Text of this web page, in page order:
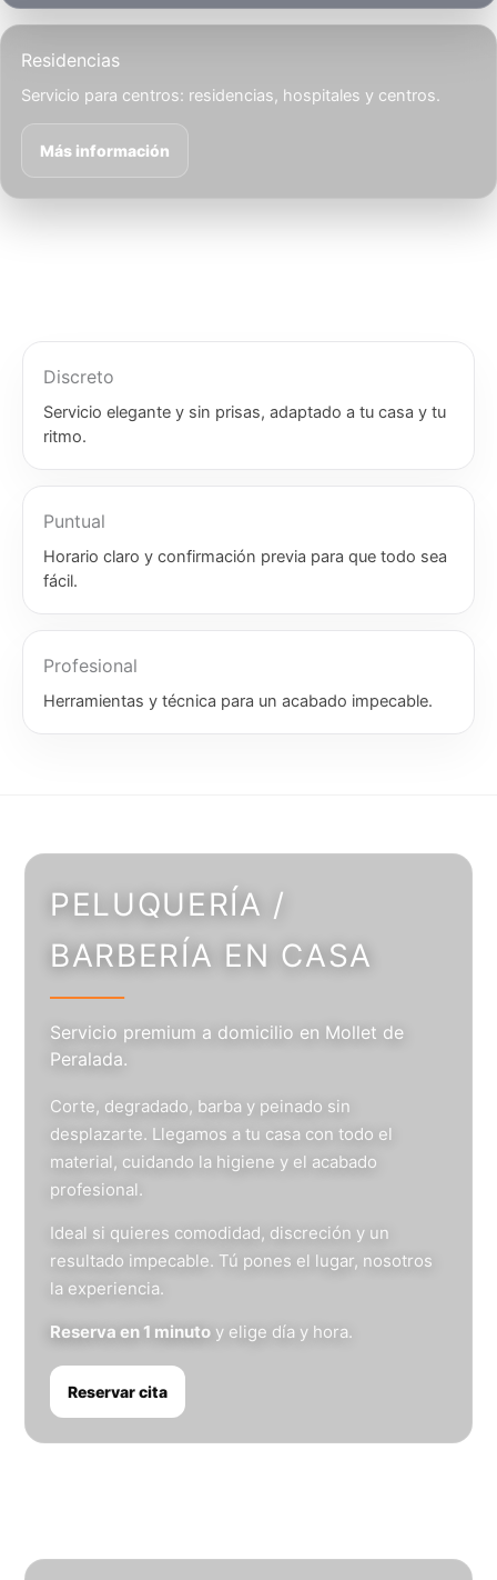
Residencias
Servicio para centros: residencias, hospitales y centros.
Más información
Discreto
Servicio elegante y sin prisas, adaptado a tu casa y tu
ritmo.
Puntual
Horario claro y confirmación previa para que todo sea
fácil.
Profesional
Herramientas y técnica para un acabado impecable.
PELUQUERÍA /
BARBERÍA EN CASA
Servicio premium a domicilio en Mollet de
Peralada.
Corte, degradado, barba y peinado sin
desplazarte. Llegamos a tu casa con todo el
material, cuidando la higiene y el acabado
profesional.
Ideal si quieres comodidad, discreción y un
resultado impecable. Tú pones el lugar, nosotros
la experiencia.
Reserva en 1 minuto y elige día y hora.
Reservar cita